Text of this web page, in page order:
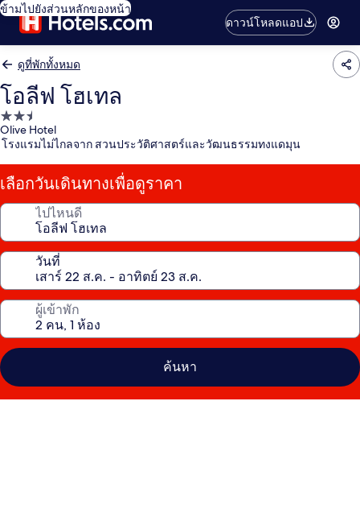
ข้ามไปยังส่วนหลักของหน้า
ดาวน์โหลดแอป
ดูที่พักทั้งหมด
โอลีฟ โฮเทล
ที่พัก
2.5
Olive Hotel
โรงแรมไม่ไกลจาก สวนประวัติศาสตร์และวัฒนธรรมทงแดมุน
เลือกวันเดินทางเพื่อดูราคา
ไปไหนดี
วันที่
ผู้เข้าพัก
ค้นหา